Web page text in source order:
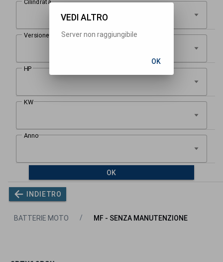
OK
INDIETRO
BATTERIE MOTO MF - SENZA MANUTENZIONE
VEDI ALTRO
Server non raggiungibile
OK